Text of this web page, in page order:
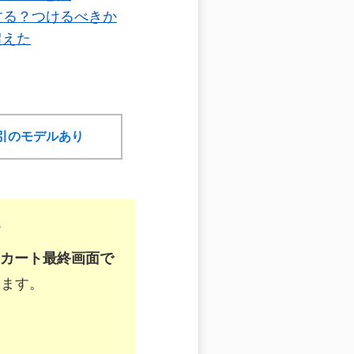
？つけるべきか
た
のモデルあり
カート最終画面で
す。